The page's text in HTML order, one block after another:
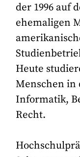
der 1996 auf
ehemaligen
Heute
Menschen in
Informatik,
Recht.